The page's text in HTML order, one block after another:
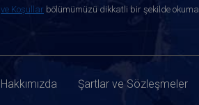
ve Koşullar bölümümüzü dikkatli bir şekilde
Hakkımızda Şartlar ve Sözleşmeler